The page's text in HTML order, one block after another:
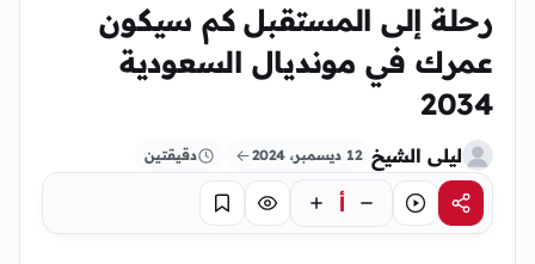
رحلة إلى المستقبل كم سيكون
عمرك في مونديال السعودية
2034
ليلى الشيخ 12 ديسمبر، 2024 دقيقتين
مشاركةاستماع أ تركيز حفظ